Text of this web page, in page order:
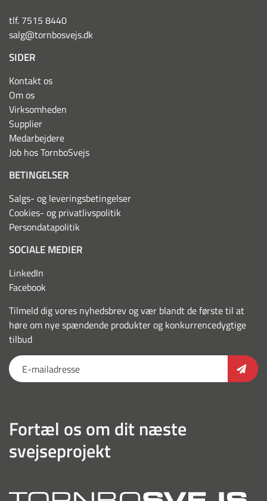
tlf. 7515 8440
salg@tornbosvejs.dk
SIDER
Kontakt os
Om os
Virksomheden
Supplier
Medarbejdere
Job hos TornboSvejs
BETINGELSER
Salgs- og leveringsbetingelser
Cookies- og privatlivspolitik
Persondatapolitik
SOCIALE MEDIER
LinkedIn
Facebook
Tilmeld dig vores nyhedsbrev og vær blandt de første til at
høre om nye spændende produkter og konkurrencedygtige
tilbud
Fortæl os om dit næste
svejseprojekt